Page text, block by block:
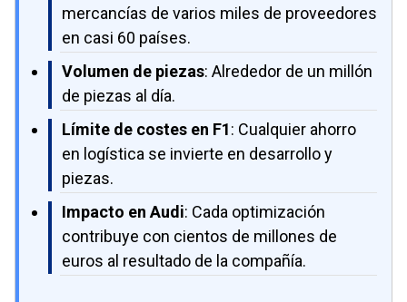
mercancías de varios miles de proveedores
en casi 60 países.
Volumen de piezas: Alrededor de un millón
de piezas al día.
Límite de costes en F1: Cualquier ahorro
en logística se invierte en desarrollo y
piezas.
Impacto en Audi: Cada optimización
contribuye con cientos de millones de
euros al resultado de la compañía.